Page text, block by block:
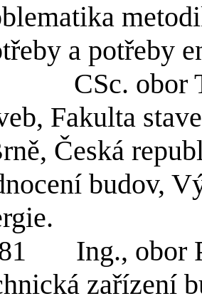
a potřeby
obor
Fakulta
Česká
budov,
Ing., obor
zařízení